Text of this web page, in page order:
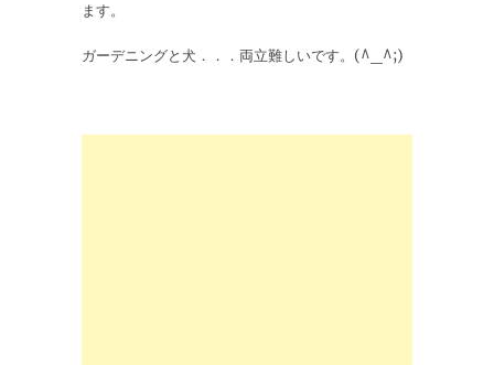
ます。
ガーデニングと犬．．．両立難しいです。(^_^;)